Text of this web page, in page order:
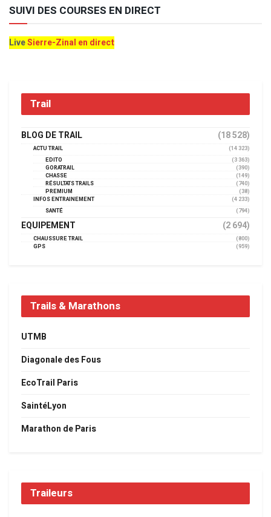
SUIVI DES COURSES EN DIRECT
LiveSierre-Zinal en direct
Trail
BLOG DE TRAIL (18 528)
ACTU TRAIL
(14 323)
EDITO
(3 363)
GORATRAIL
(390)
CHASSE
(149)
RÉSULTATS TRAILS
(740)
PREMIUM
(38)
INFOS ENTRAINEMENT
(4 233)
SANTÉ
(794)
EQUIPEMENT (2 694)
CHAUSSURE TRAIL
(800)
GPS
(959)
Trails & Marathons
UTMB
Diagonale des Fous
EcoTrail Paris
SaintéLyon
Marathon de Paris
Traileurs